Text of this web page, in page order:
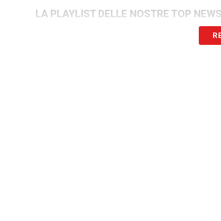
LA PLAYLIST DELLE NOSTRE TOP NEWS